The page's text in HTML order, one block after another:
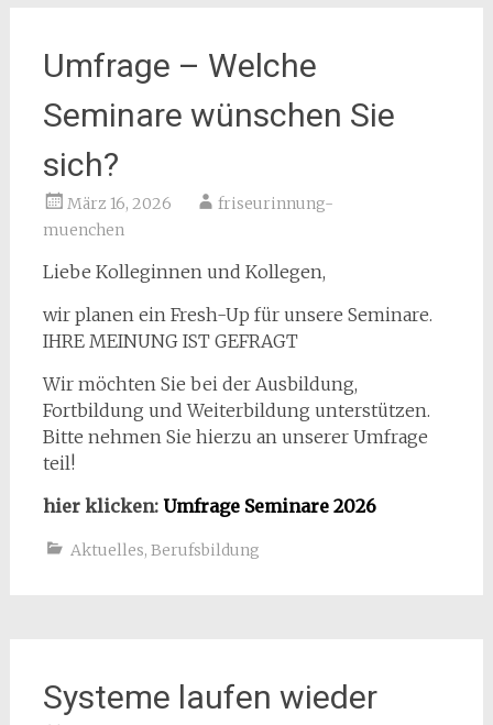
Umfrage – Welche
Seminare wünschen Sie
sich?
März 16, 2026
friseurinnung-
muenchen
Liebe Kolleginnen und Kollegen,
wir planen ein Fresh-Up für unsere Seminare.
IHRE MEINUNG IST GEFRAGT
Wir möchten Sie bei der Ausbildung,
Fortbildung und Weiterbildung unterstützen.
Bitte nehmen Sie hierzu an unserer Umfrage
teil!
hier klicken: Umfrage Seminare 2026
Aktuelles, Berufsbildung
Systeme laufen wieder